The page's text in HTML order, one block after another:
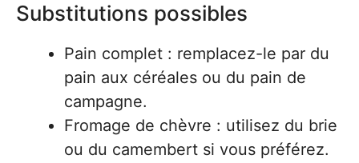
Substitutions possibles
Pain complet : remplacez-le par du
pain aux céréales ou du pain de
campagne.
Fromage de chèvre : utilisez du brie
ou du camembert si vous préférez.